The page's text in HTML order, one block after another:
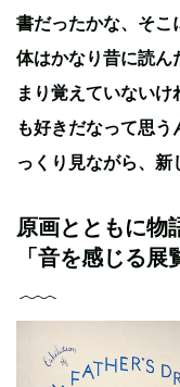
書だったかな、そこ
体はかなり昔に読ん
まり覚えていない
も好きだなって思
っくり見ながら、新
原画とともに物
「音を感じる展